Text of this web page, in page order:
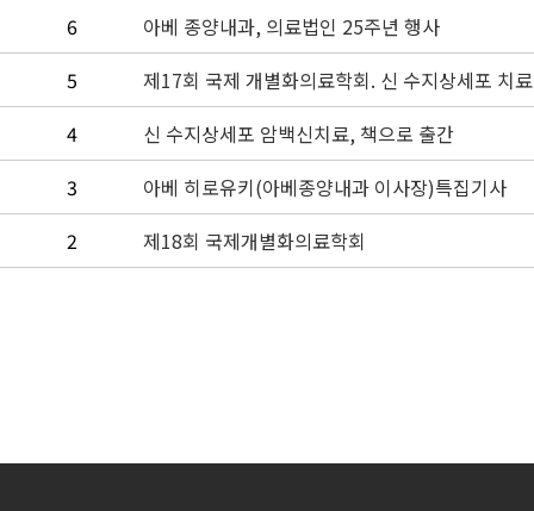
6
아베 종양내과, 의료법인 25주년 행사
5
제17회 국제 개별화의료학회. 신 수지상세포 치
4
신 수지상세포 암백신치료, 책으로 출간
3
아베 히로유키(아베종양내과 이사장)특집기사
2
제18회 국제개별화의료학회